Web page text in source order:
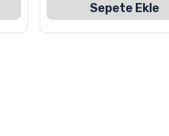
Sepete Ekle